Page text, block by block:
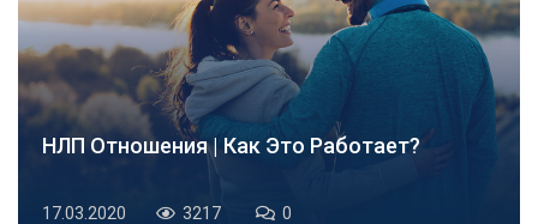
НЛП Отношения | Как Это Работает?
17.03.2020 3217 0